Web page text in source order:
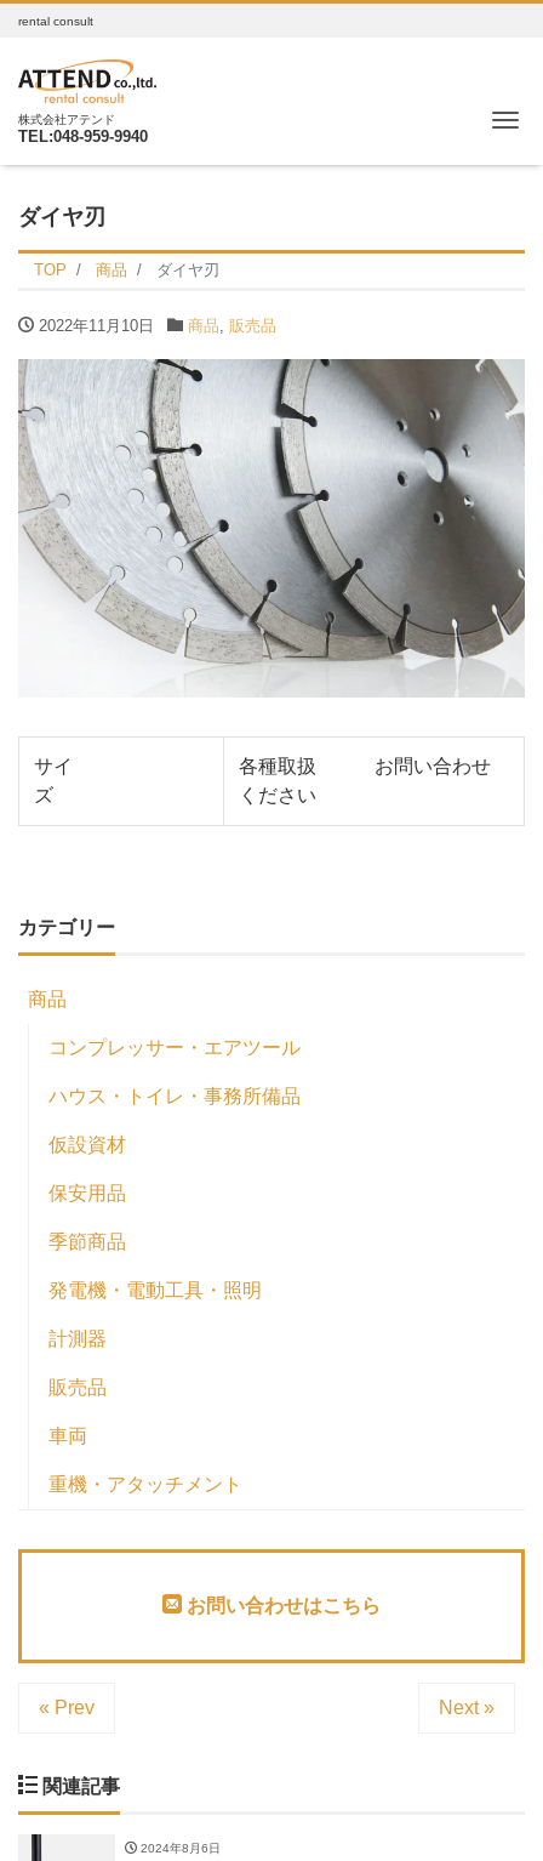
rental consult
株式会社アテンド
TEL:048-959-9940
ダイヤ刃
TOP 商品 ダイヤ刃
2022年11月10日 商品 販売品
サイ
ズ
各種取扱 お問い合わせ
ください
カテゴリー
商品
コンプレッサー・エアツール
ハウス・トイレ・事務所備品
仮設資材
保安用品
季節商品
発電機・電動工具・照明
計測器
販売品
車両
重機・アタッチメント
お問い合わせはこちら
« Prev Next »
関連記事
2024年8月6日